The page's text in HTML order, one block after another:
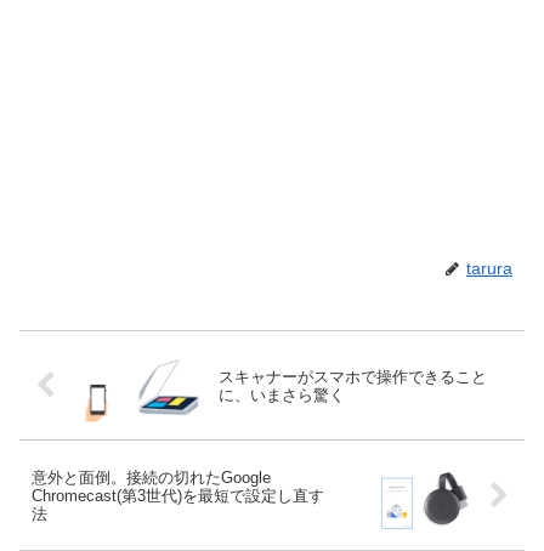
tarura
スキャナーがスマホで操作できること
に、いまさら驚く
意外と面倒。接続の切れたGoogle
Chromecast(第3世代)を最短で設定し直す
法